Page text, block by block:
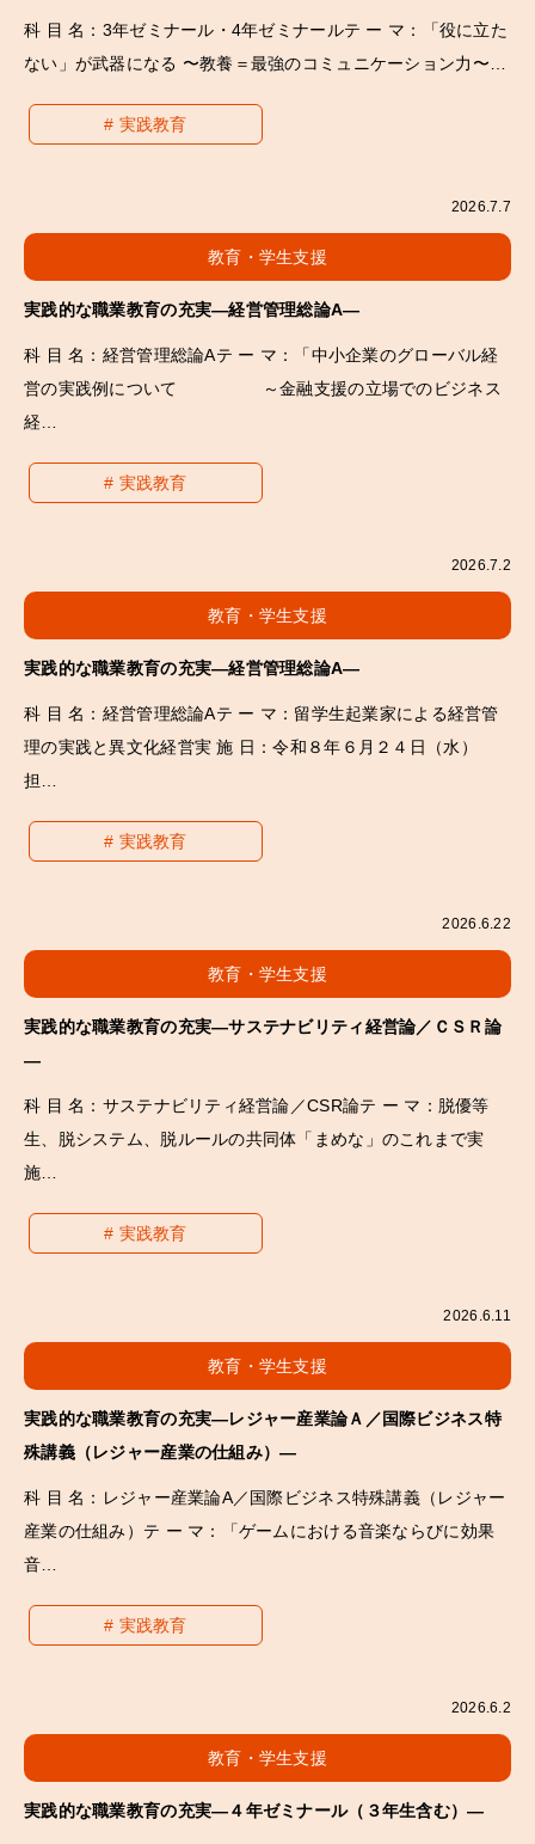
科 目 名：3年ゼミナール・4年ゼミナールテ ー マ：「役に立た
ない」が武器になる 〜教養＝最強のコミュニケーション力〜…
実践教育
2026.7.7
教育・学生支援
実践的な職業教育の充実―経営管理総論A―
科 目 名：経営管理総論Aテ ー マ：「中小企業のグローバル経
営の実践例について ～金融支援の立場でのビジネス
経…
実践教育
2026.7.2
教育・学生支援
実践的な職業教育の充実―経営管理総論A―
科 目 名：経営管理総論Aテ ー マ：留学生起業家による経営管
理の実践と異文化経営実 施 日：令和８年６月２４日（水）
担…
実践教育
2026.6.22
教育・学生支援
実践的な職業教育の充実―サステナビリティ経営論／ＣＳＲ論
―
科 目 名：サステナビリティ経営論／CSR論テ ー マ：脱優等
生、脱システム、脱ルールの共同体「まめな」のこれまで実
施…
実践教育
2026.6.11
教育・学生支援
実践的な職業教育の充実―レジャー産業論Ａ／国際ビジネス特
殊講義（レジャー産業の仕組み）―
科 目 名：レジャー産業論A／国際ビジネス特殊講義（レジャー
産業の仕組み）テ ー マ：「ゲームにおける音楽ならびに効果
音…
実践教育
2026.6.2
教育・学生支援
実践的な職業教育の充実―４年ゼミナール（３年生含む）―